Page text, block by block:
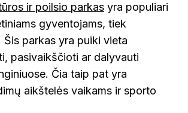
ir poilsio parkas yra populiari
gyventojams, tiek
Šis parkas yra puiki vieta
pasivaikščioti ar dalyvauti
Čia taip pat yra
aikštelės vaikams ir sporto